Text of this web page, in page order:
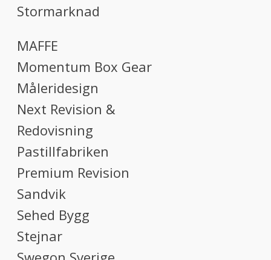
Stormarknad
MAFFE
Momentum Box Gear
Måleridesign
Next Revision &
Redovisning
Pastillfabriken
Premium Revision
Sandvik
Sehed Bygg
Stejnar